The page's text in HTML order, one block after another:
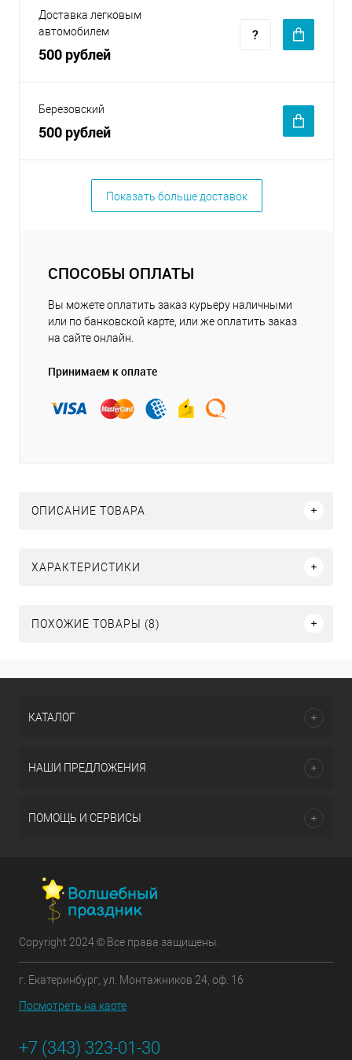
Доставка легковым
автомобилем
500 рублей
Березовский
500 рублей
Показать больше доставок
СПОСОБЫ ОПЛАТЫ
Вы можете оплатить заказ курьеру наличными
или по банковской карте, или же оплатить заказ
на сайте онлайн.
Принимаем к оплате
ОПИСАНИЕ ТОВАРА
ХАРАКТЕРИСТИКИ
ПОХОЖИЕ ТОВАРЫ (8)
КАТАЛОГ
НАШИ ПРЕДЛОЖЕНИЯ
ПОМОЩЬ И СЕРВИСЫ
Copyright 2024 © Все права защищены.
г. Екатеринбург, ул. Монтажников 24, оф. 16
Посмотреть на карте
+7 (343) 323-01-30